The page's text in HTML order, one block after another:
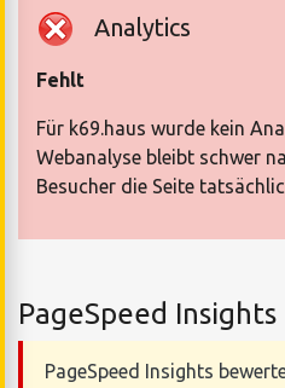
Analytics
Fehlt
Für k69.haus wurde kein
Webanalyse bleibt schwer
Besucher die Seite
PageSpeed Insights
PageSpeed Insights